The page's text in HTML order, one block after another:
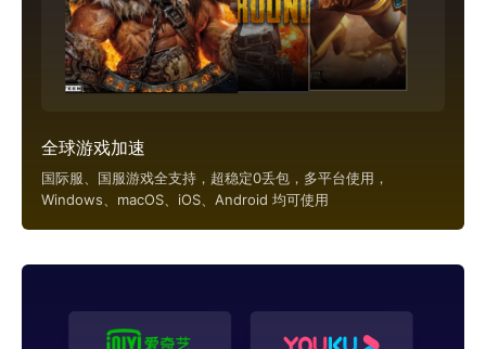
全球游戏加速
国际服、国服游戏全支持，超稳定0丢包，多平台使用，
Windows、macOS、iOS、Android 均可使用